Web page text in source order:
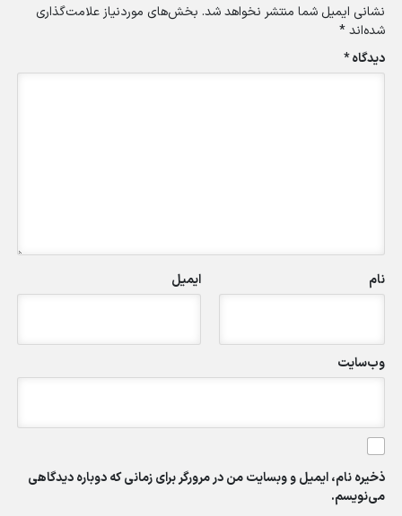
نشانی ایمیل شما منتشر نخواهد شد. بخش‌های موردنیاز علامت‌گذاری
شده‌اند*
دیدگاه*
نام ایمیل
وب‌سایت
ذخیره نام، ایمیل و وبسایت من در مرورگر برای زمانی که دوباره دیدگاهی
می‌نویسم.